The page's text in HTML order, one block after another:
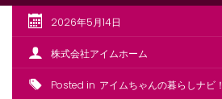
2026年5月14日
株式会社アイムホーム
Posted in アイムちゃんの暮らしナビ！